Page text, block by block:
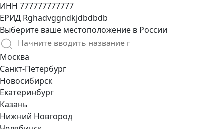
ИНН 777777777777
ЕРИД Rghadvggndkjdbdbdb
Выберите ваше местоположение в России
Москва
Санкт-Петербург
Новосибирск
Екатеринбург
Казань
Нижний Новгород